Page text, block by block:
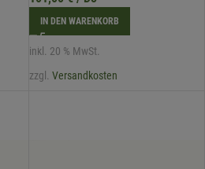
IN DEN WARENKORB
inkl. 20 % MwSt.
zzgl. Versandkosten